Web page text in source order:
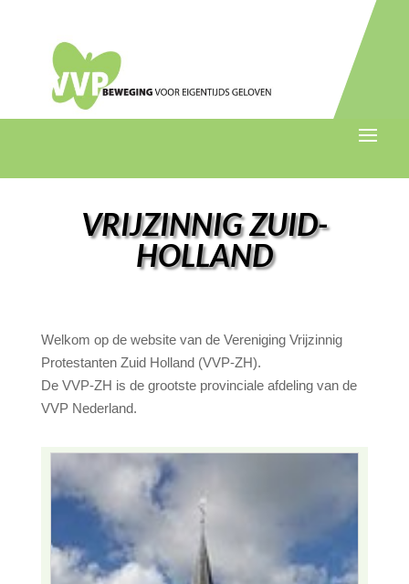
VRIJZINNIG ZUID-
HOLLAND
Welkom op de website van de Vereniging Vrijzinnig
Protestanten Zuid Holland (VVP-ZH).
De VVP-ZH is de grootste provinciale afdeling van de
VVP Nederland.